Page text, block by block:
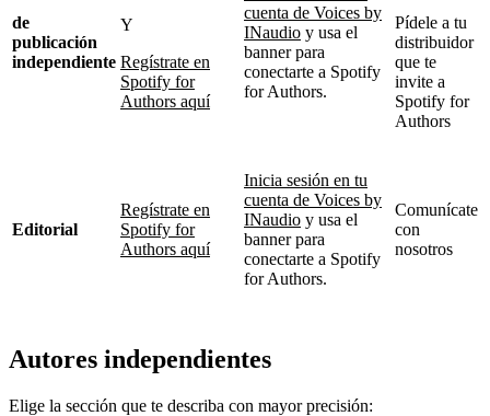
de
publicación
independiente
Y
Regístrate en
Spotify for
Authors aquí
cuenta de Voices by
INaudio y usa el
banner para
conectarte a Spotify
for Authors.
Pídele a tu
distribuidor
que te
invite a
Spotify for
Authors
Editorial
Regístrate en
Spotify for
Authors aquí
Inicia sesión en tu
cuenta de Voices by
INaudio y usa el
banner para
conectarte a Spotify
for Authors.
Comunícate
con
nosotros
Autores independientes
Elige la sección que te describa con mayor precisión: